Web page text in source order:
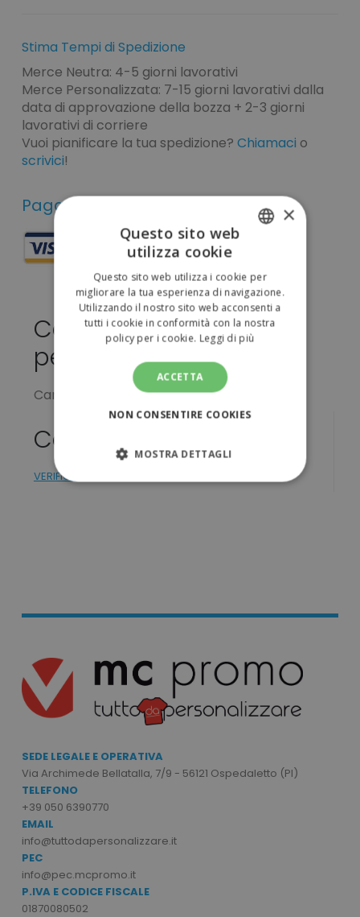
Stima Tempi di Spedizione
Merce Neutra: 4-5 giorni lavorativi
Merce Personalizzata: 7-15 giorni lavorativi dalla
data di approvazione della bozza + 2-3 giorni
lavorativi di corriere
Vuoi pianificare la tua spedizione? Chiamaci o
scrivici!
Pagamenti sicuri
Cartella congresso da
personalizzare 0,15 €
Cartella congresso in tnt, chiusura lampo
Colori
VERIFICA DISPONIBILITÁ
SEDE LEGALE E OPERATIVA
Via Archimede Bellatalla, 7/9 - 56121 Ospedaletto (PI)
TELEFONO
+39 050 6390770
EMAIL
info@tuttodapersonalizzare.it
PEC
info@pec.mcpromo.it
P.IVA E CODICE FISCALE
01870080502
ENGLISH
×
Questo sito web
utilizza cookie
Questo sito web utilizza i cookie per
migliorare la tua esperienza di navigazione.
Utilizzando il nostro sito web acconsenti a
tutti i cookie in conformità con la nostra
policy per i cookie. Leggi di più
ACCETTA
NON CONSENTIRE COOKIES
MOSTRA DETTAGLI
STRETTAMENTE NECESSARI
Strettamente necessari
Performance
Non classificati
funzionalità principali del sito web come
correttamente senza i cookie strettamente
Nome
utm_source